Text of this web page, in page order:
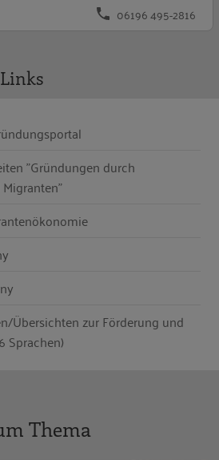
06196 495-2816
"Gründungen durch
Übersichten zur Förderung und
Sprachen)
Thema